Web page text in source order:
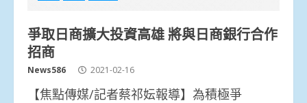
爭取日商擴大投資高雄 將與日商銀行合作
招商
News586 2021-02-16
【焦點傳媒/記者蔡祁妘報導】為積極爭